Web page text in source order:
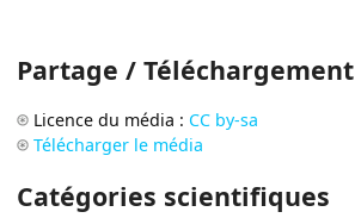
Partage / Téléchargement
Licence du média : CC by-sa
Télécharger le média
Catégories scientifiques